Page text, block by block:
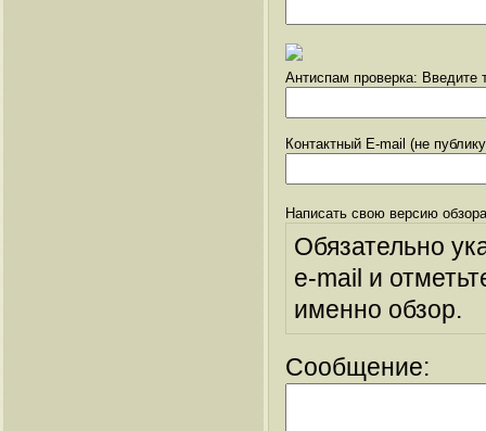
Антиспам проверка: Введите
Контактный E-mail (не
Написать свою версию
Обязательно
e-mail и
именно обзор.
Сообщение: